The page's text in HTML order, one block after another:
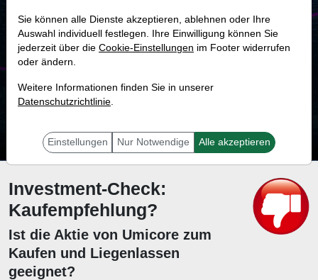
MONKEY-TRADER INDIKATOR
79.3 %
Mit 79.3 % Wahrscheinlichkeit wird selbst der unglücklichst agierende Trader
Investment-Check:
Kaufempfehlung?
Ist die Aktie von Umicore zum
Kaufen und Liegenlassen
geeignet?
Sie können alle Dienste akzeptieren, ablehnen oder Ihre
Auswahl individuell festlegen. Ihre Einwilligung können Sie
jederzeit über die Cookie-Einstellungen im Footer widerrufen
oder ändern.
Weitere Informationen finden Sie in unserer
Datenschutzrichtlinie.
Einstellungen Nur Notwendige Alle akzeptieren